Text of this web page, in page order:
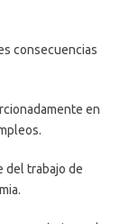
consecuencias
en
del trabajo de